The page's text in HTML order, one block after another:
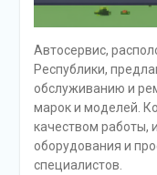
Автосервис,
Республики,
обслуживанию и
марок и моделей.
качеством работы,
оборудования и
специалистов.